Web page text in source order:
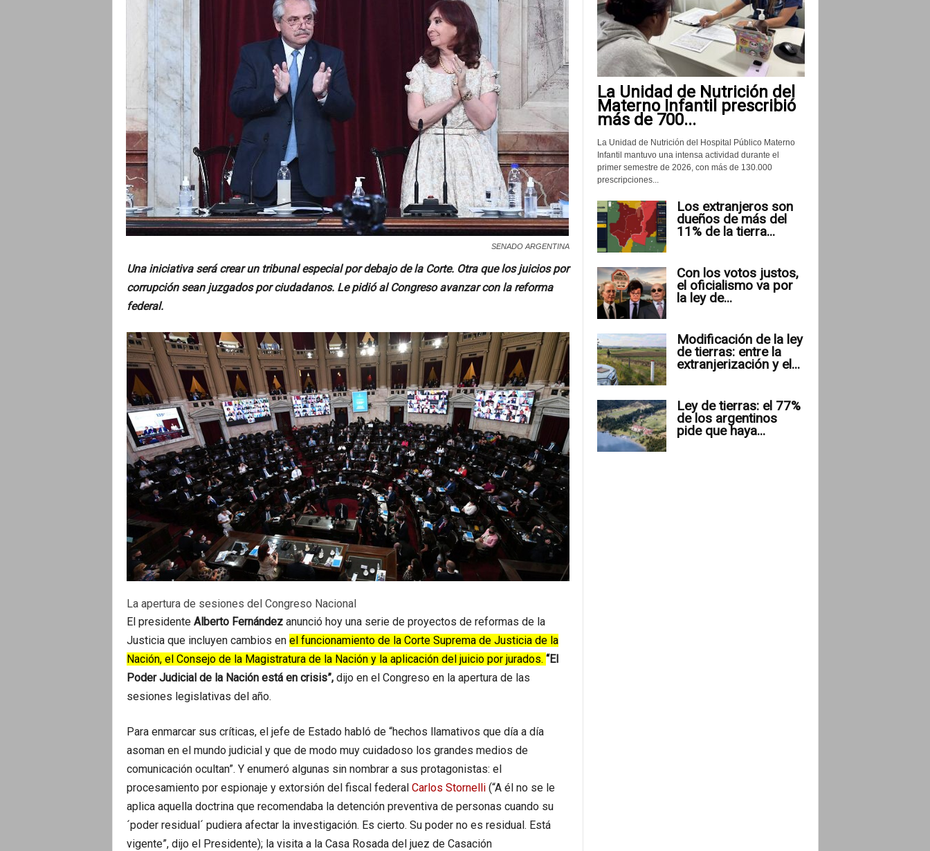
SENADO ARGENTINA
Una iniciativa será crear un tribunal especial por debajo de la Corte. Otra que los juicios por
corrupción sean juzgados por ciudadanos. Le pidió al Congreso avanzar con la reforma
federal.
La apertura de sesiones del Congreso Nacional
El presidente Alberto Fernándezanunció hoy una serie de proyectos de reformas de la
Justicia que incluyen cambios en el funcionamiento de la Corte Suprema de Justicia de la
Nación, el Consejo de la Magistratura de la Nación y la aplicación del juicio por jurados. “El
Poder Judicial de la Nación está en crisis”, dijo en el Congreso en la apertura de las
sesiones legislativas del año.
Para enmarcar sus críticas, el jefe de Estado habló de “hechos llamativos que día a día
asoman en el mundo judicial y que de modo muy cuidadoso los grandes medios de
comunicación ocultan”. Y enumeró algunas sin nombrar a sus protagonistas: el
procesamiento por espionaje y extorsión del fiscal federal Carlos Stornelli(“A él no se le
aplica aquella doctrina que recomendaba la detención preventiva de personas cuando su
´poder residual´ pudiera afectar la investigación. Es cierto. Su poder no es residual. Está
vigente”, dijo el Presidente); la visita a la Casa Rosada del juez de Casación
La Unidad de Nutrición del
Materno Infantil prescribió
más de 700...
La Unidad de Nutrición del Hospital Público Materno
Infantil mantuvo una intensa actividad durante el
primer semestre de 2026, con más de 130.000
prescripciones...
Los extranjeros son
dueños de más del
11% de la tierra...
Con los votos justos,
el oficialismo va por
la ley de...
Modificación de la ley
de tierras: entre la
extranjerización y el...
Ley de tierras: el 77%
de los argentinos
pide que haya...